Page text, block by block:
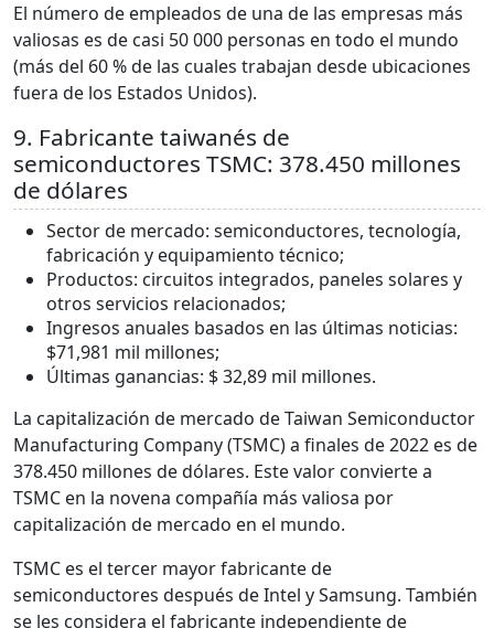
El número de empleados de una de las empresas más
valiosas es de casi 50 000 personas en todo el mundo
(más del 60 % de las cuales trabajan desde ubicaciones
fuera de los Estados Unidos).
9. Fabricante taiwanés de
semiconductores TSMC: 378.450 millones
de dólares
Sector de mercado: semiconductores, tecnología,
fabricación y equipamiento técnico;
Productos: circuitos integrados, paneles solares y
otros servicios relacionados;
Ingresos anuales basados en las últimas noticias:
$71,981 mil millones;
Últimas ganancias: $ 32,89 mil millones.
La capitalización de mercado de Taiwan Semiconductor
Manufacturing Company (TSMC) a finales de 2022 es de
378.450 millones de dólares. Este valor convierte a
TSMC en la novena compañía más valiosa por
capitalización de mercado en el mundo.
TSMC es el tercer mayor fabricante de
semiconductores después de Intel y Samsung. También
se les considera el fabricante independiente de